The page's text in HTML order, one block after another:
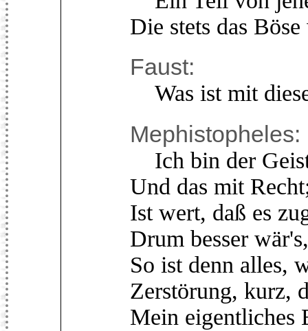
Die stets das
Faust:
Was ist mit
Mephistopheles:
Ich bin der
Und das mit
Ist wert, daß es
Drum besser
So ist denn alles,
Zerstörung, kurz,
Mein eigentliches